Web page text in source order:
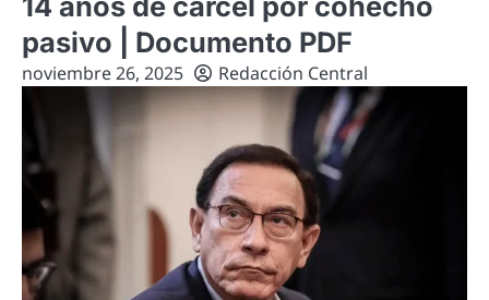
pasivo | Documento PDF
noviembre 26, 2025 Redacción Central